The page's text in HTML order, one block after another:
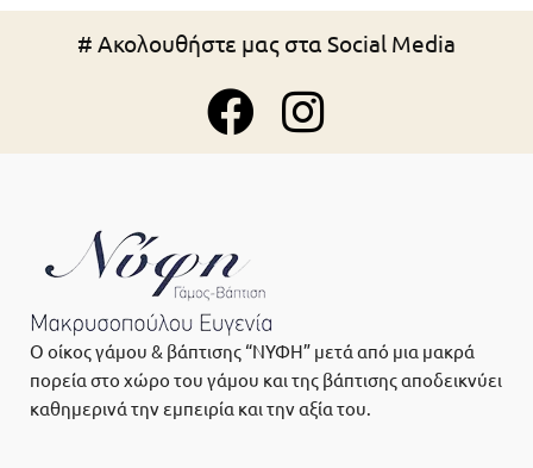
# Ακολουθήστε μας στα Social Media
Ο οίκος γάμου & βάπτισης “ΝΥΦΗ” μετά από μια μακρά
πορεία στο χώρο του γάμου και της βάπτισης αποδεικνύει
καθημερινά την εμπειρία και την αξία του.